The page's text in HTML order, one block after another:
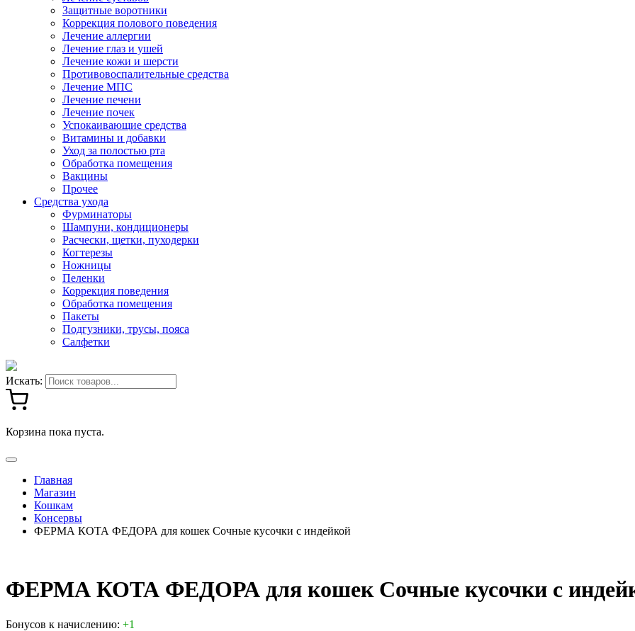
Защитные воротники
Коррекция полового поведения
Лечение аллергии
Лечение глаз и ушей
Лечение кожи и шерсти
Противовоспалительные средства
Лечение МПС
Лечение печени
Лечение почек
Успокаивающие средства
Витамины и добавки
Уход за полостью рта
Обработка помещения
Вакцины
Прочее
Средства ухода
Фурминаторы
Шампуни, кондиционеры
Расчески, щетки, пуходерки
Когтерезы
Ножницы
Пеленки
Коррекция поведения
Обработка помещения
Пакеты
Подгузники, трусы, пояса
Салфетки
Искать:
Корзина пока пуста.
Главная
Магазин
Кошкам
Консервы
ФЕРМА КОТА ФЕДОРА для кошек Сочные кусочки с индейкой
ФЕРМА КОТА ФЕДОРА для кошек Сочные кусочки с
Бонусов к начислению: +1